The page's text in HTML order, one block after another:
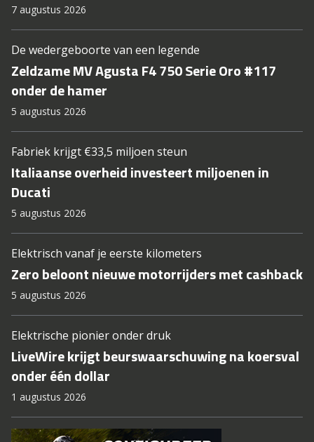
7 augustus 2026
De wedergeboorte van een legende
Zeldzame MV Agusta F4 750 Serie Oro #117
onder de hamer
5 augustus 2026
Fabriek krijgt €33,5 miljoen steun
Italiaanse overheid investeert miljoenen in
Ducati
5 augustus 2026
Elektrisch vanaf je eerste kilometers
Zero beloont nieuwe motorrijders met cashback
5 augustus 2026
Elektrische pionier onder druk
LiveWire krijgt beurswaarschuwing na koersval
onder één dollar
1 augustus 2026